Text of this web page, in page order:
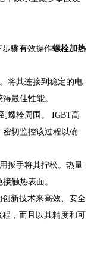
骤有效操作螺栓加热
将其连接到稳定的电
最佳性能。
螺栓周围。 IGBT高
切监控该过程以确
扳手将其拧松。热量
触热表面。
创新技术来高效、安全
，而且以其精度和可